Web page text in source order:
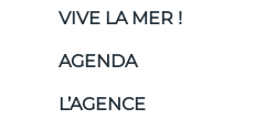
VIVE LA MER !
AGENDA
L’AGENCE